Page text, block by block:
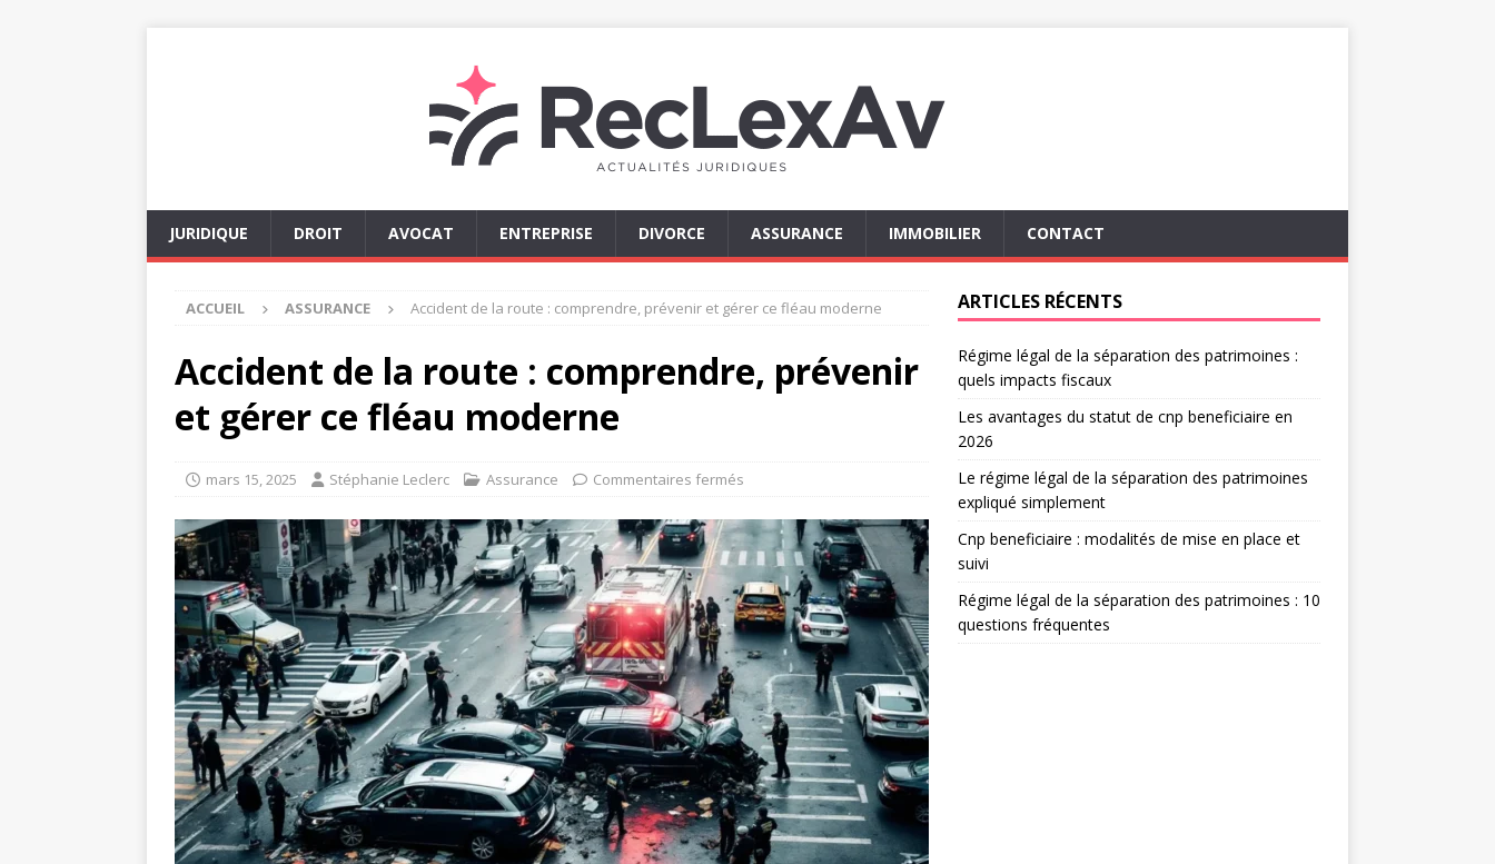
JURIDIQUE DROIT AVOCAT ENTREPRISE DIVORCE ASSURANCE IMMOBILIER CONTACT
ACCUEIL ASSURANCE Accident de la route : comprendre, prévenir et gérer ce fléau moderne
Accident de la route : comprendre, prévenir
et gérer ce fléau moderne
mars 15, 2025 Stéphanie Leclerc Assurance Commentaires fermés
ARTICLES RÉCENTS
Régime légal de la séparation des patrimoines :
quels impacts fiscaux
Les avantages du statut de cnp beneficiaire en
2026
Le régime légal de la séparation des patrimoines
expliqué simplement
Cnp beneficiaire : modalités de mise en place et
suivi
Régime légal de la séparation des patrimoines : 10
questions fréquentes